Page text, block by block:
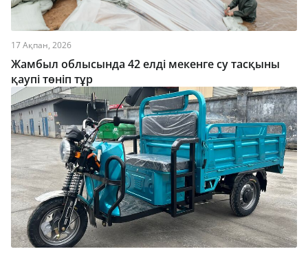
17 Ақпан, 2026
Жамбыл облысында 42 елді мекенге су тасқыны
қаупі төніп тұр